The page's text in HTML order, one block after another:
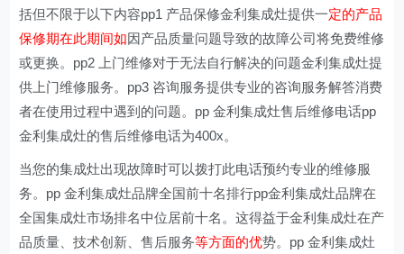
括但不限于以下内容pp1 产品保修金利集成灶提供一定的产品
保修期在此期间如因产品质量问题导致的故障公司将免费维修
或更换。pp2 上门维修对于无法自行解决的问题金利集成灶提
供上门维修服务。pp3 咨询服务提供专业的咨询服务解答消费
者在使用过程中遇到的问题。pp 金利集成灶售后维修电话pp
金利集成灶的售后维修电话为400x。
当您的集成灶出现故障时可以拨打此电话预约专业的维修服
务。pp 金利集成灶品牌全国前十名排行pp金利集成灶品牌在
全国集成灶市场排名中位居前十名。这得益于金利集成灶在产
品质量、技术创新、售后服务等方面的优势。pp 金利集成灶